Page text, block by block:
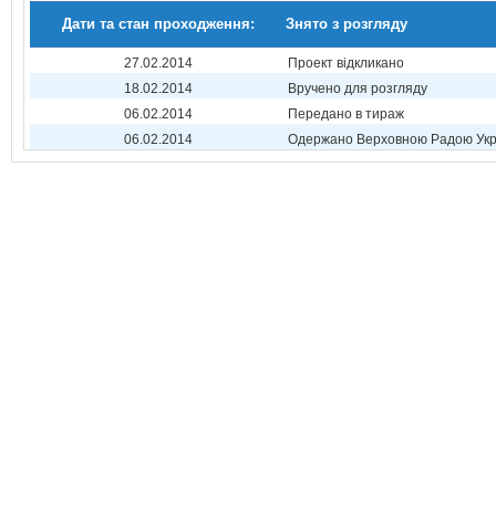
Дати та стан проходження: Знято з розгляду
27.02.2014
Проект відкликано
18.02.2014
Вручено для розгляду
06.02.2014
Передано в тираж
06.02.2014
Одержано Верховною Радою